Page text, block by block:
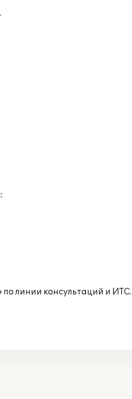
линии консультаций и ИТС.